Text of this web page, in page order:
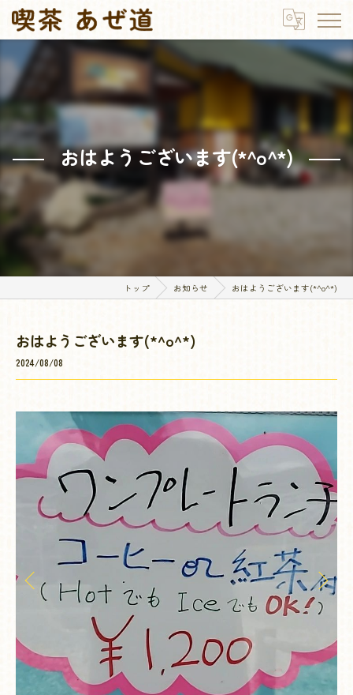
おはようございます(*^o^*)
トップ お知らせ おはようございます(*^o^*)
おはようございます(*^o^*)
2024/08/08